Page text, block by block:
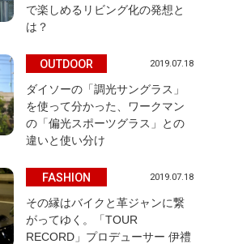
で楽しめるリビング化の発想と
は？
OUTDOOR 2019.07.18
ダイソーの「調光サングラス」
を使って分かった、ワークマン
の「偏光スポーツグラス」との
違いと使い分け
FASHION 2019.07.18
その縁はバイクと革ジャンに繋
がってゆく。「TOUR
RECORD」プロデューサー 伊禮